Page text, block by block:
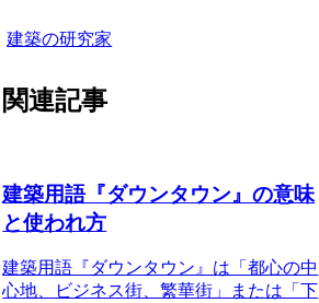
建築の研究家
関連記事
建築用語『ダウンタウン』の意味
と使われ方
建築用語『ダウンタウン』は「都心の中
心地、ビジネス街、繁華街」または「下